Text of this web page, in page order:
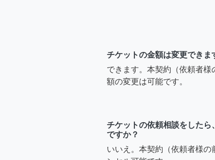
チケットの金額は変更できま
できます。本契約（依頼者
額の変更は可能です。
チケットの依頼相談をした
ですか？
いいえ。本契約（依頼者様